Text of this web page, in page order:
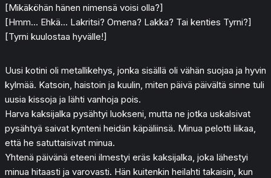
[Mikäköhän hänen nimensä voisi olla?]
[Hmm… Ehkä… Lakritsi? Omena? Lakka? Tai kenties Tyrni?]
[Tyrni kuulostaa hyvälle!]
Uusi kotini oli metallikehys, jonka sisällä oli vähän suojaa ja hyvin
kylmää. Katsoin, haistoin ja kuulin, miten päivä päivältä sinne tuli
uusia kissoja ja lähti vanhoja pois.
Harva kaksijalka pysähtyi luokseni, mutta ne jotka uskalsivat
pysähtyä saivat kynteni heidän käpäliinsä. Minua pelotti liikaa,
että he satuttaisivat minua.
Yhtenä päivänä eteeni ilmestyi eräs kaksijalka, joka lähestyi
minua hitaasti ja varovasti. Hän kuitenkin heilahti takaisin, kun